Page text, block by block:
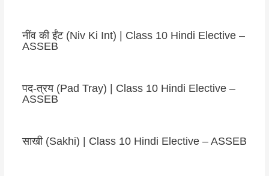
नींव की ईंट (Niv Ki Int) | Class 10 Hindi Elective –
ASSEB
पद-त्रय (Pad Tray) | Class 10 Hindi Elective –
ASSEB
साखी (Sakhi) | Class 10 Hindi Elective – ASSEB